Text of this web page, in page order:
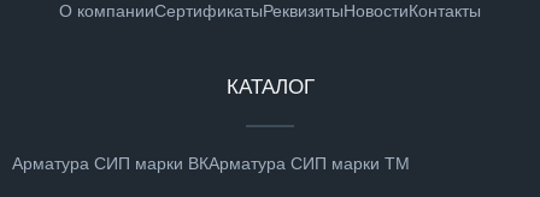
О компанииСертификатыРеквизитыНовостиКонтакты
КАТАЛОГ
Арматура СИП марки ВКАрматура СИП марки ТМ